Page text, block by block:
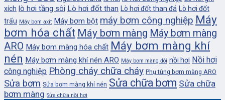
xích lò hơi tầng sôi Lò hơi đốt than Lò hơi đốt than đá Lò hơi đốt
trấu Máy bơm axit Máy bơm bột máy bơm công nghiệp Máy
bơm hóa chất Máy bơm màng Máy bơm màng
ARO Máy bơm màng hóa chất Máy bơm màng khí
nén Máy bơm màng khí nén ARO Máy bơm màng đôi nồi hơi Nồi hơi
công nghiệp Phòng cháy chữa cháy Phụ tùng bơm màng ARO
Sửa bơm Sửa bơm màng khí nén Sửa chữa bơm Sửa chữa
bơm màng Sửa chữa nồi hơi